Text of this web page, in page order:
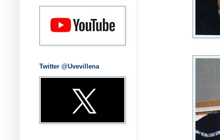
Twitter @Uvevillena